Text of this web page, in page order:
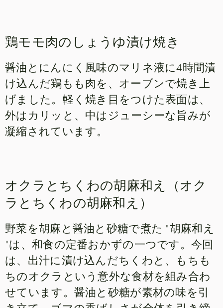
鶏モモ肉のしょうゆ漬け焼き
醤油とにんにく風味のマリネ液に4時間漬
け込んだ鶏もも肉を、オーブンで焼き上
げました。軽く焼き目をつけた表面は、
外はカリッと、中はジューシーな旨みが
凝縮されています。
オクラとちくわの胡麻和え（オク
ラとちくわの胡麻和え）
野菜を胡麻と醤油と砂糖で煮た "胡麻和え
"は、和食の定番おかずの一つです。今回
は、出汁に漬け込んだちくわと、もちも
ちのオクラという意外な食材を組み合わ
せています。醤油と砂糖が素材の味を引